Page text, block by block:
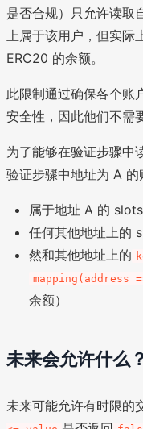
是否合规）只允许读
上属于该用户，但实
ERC20 的余额。
此限制通过确保各个
安全性，因此他们不需
为了能够在验证步骤中
验证步骤中地址为 A 的
属于地址 A 的 slots
任何其他地址上的
然和其他地址上的
mapping(address
余额）
未来会允许什么？
未来可能允许有时限的